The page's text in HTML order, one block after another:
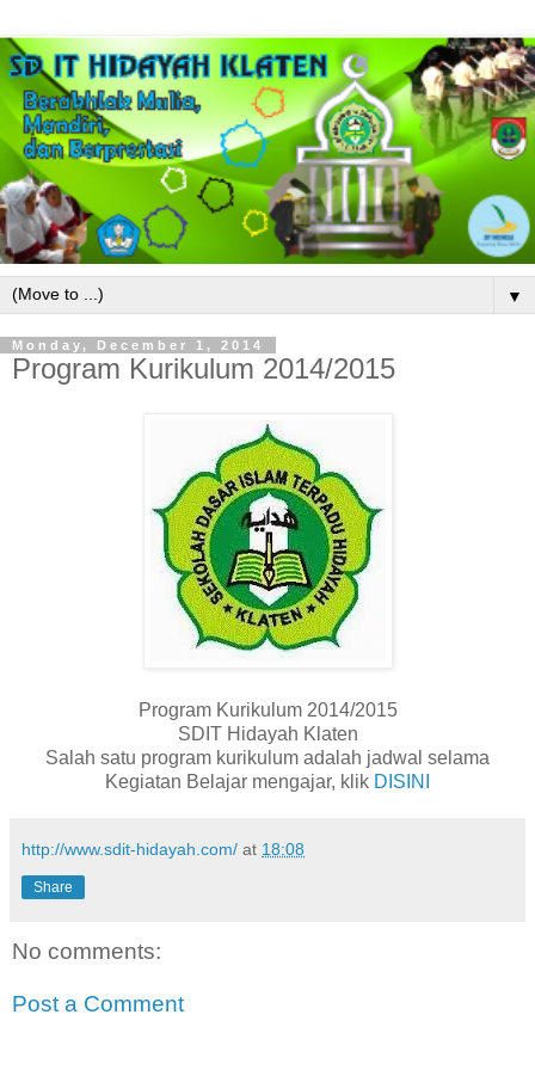
▼
Monday, December 1, 2014
Program Kurikulum 2014/2015
Program Kurikulum 2014/2015
SDIT Hidayah Klaten
Salah satu program kurikulum adalah jadwal selama
Kegiatan Belajar mengajar, klik DISINI
http://www.sdit-hidayah.com/ at 18:08
Share
No comments:
Post a Comment